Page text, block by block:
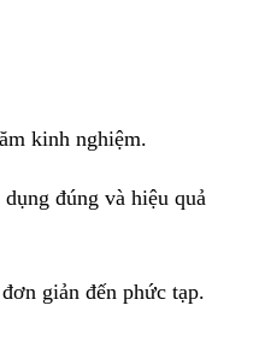
kinh nghiệm.
đúng và hiệu quả
giản đến phức tạp.